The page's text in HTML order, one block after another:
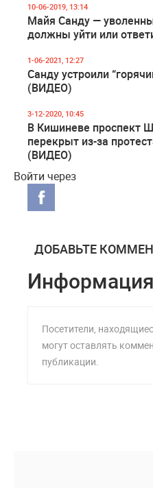
10-06-2019, 13:14
Майя Санду —
должны уйти или
1-06-2021, 12:27
Санду устроили
(ВИДЕО)
3-12-2020, 10:45
В Кишиневе проспект
перекрыт из-за
(ВИДЕО)
Войти через
ДОБАВЬТЕ
Информация
Посетители,
могут оставлять
публикации.